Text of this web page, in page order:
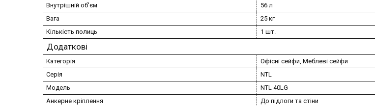
Внутрішній об'єм
56 л
Вага
25 кг
Кількість полиць
1 шт.
Додаткові
Категорія
Офісні сейфи, Меблеві сейфи
Серія
NTL
Модель
NTL 40LG
Анкерне кріплення
До підлоги та стіни